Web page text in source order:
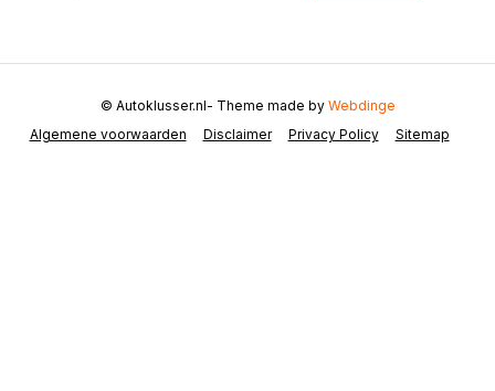
Algemene voorwaarden Disclaimer Privacy Policy Sitemap
© Autoklusser.nl- Theme made by Webdinge